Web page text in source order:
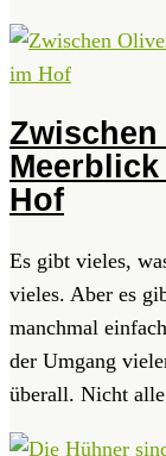
Zwischen
Hof
Es gibt vieles,
vieles. Aber es
manchmal
der Umgang
überall. Nicht